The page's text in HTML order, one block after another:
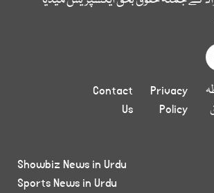
Privacy
Policy
Contact
Us
Showbiz News in Urdu
Sports News in Urdu